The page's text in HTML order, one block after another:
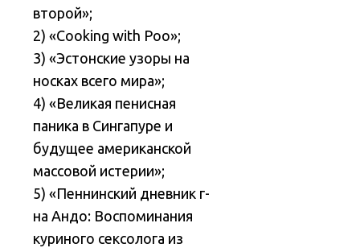
второй»;
2) «Cooking with Poo»;
3) «Эстонские узоры на
носках всего мира»;
4) «Великая пенисная
паника в Сингапуре и
будущее американской
массовой истерии»;
5) «Пеннинский дневник г-
на Андо: Воспоминания
куриного сексолога из